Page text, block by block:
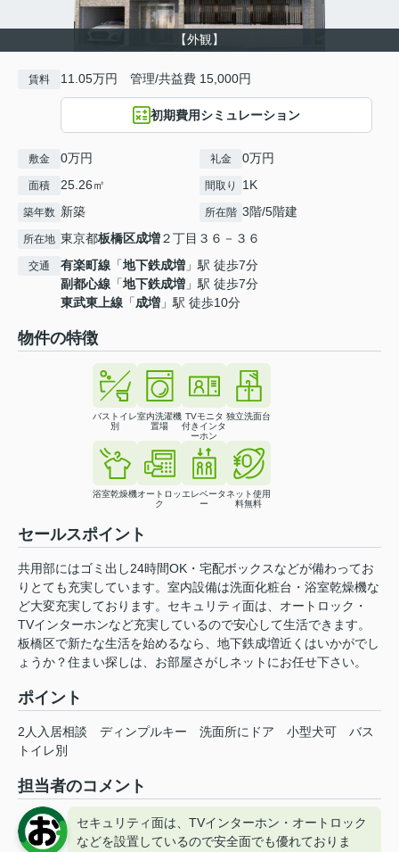
【外観】
賃料 11.05万円 管理/共益費 15,000円
初期費用シミュレーション
敷金 0万円 礼金 0万円
面積 25.26㎡ 間取り 1K
築年数 新築 所在階 3階/5階建
所在地 東京都板橋区成増２丁目３６－３６
交通 有楽町線 「地下鉄成増 」駅 徒歩7分
副都心線 「地下鉄成増 」駅 徒歩7分
東武東上線 「成増 」駅 徒歩10分
物件の特徴
バストイレ
別
室内洗濯機
置場
TVモニタ
付きインタ
ーホン
独立洗面台
浴室乾燥機オートロッ
ク
エレベータ
ー
ネット使用
料無料
セールスポイント
共用部にはゴミ出し24時間OK・宅配ボックスなどが備わってお
りとても充実しています。室内設備は洗面化粧台・浴室乾燥機な
ど大変充実しております。セキュリティ面は、オートロック・
TVインターホンなど充実しているので安心して生活できます。
板橋区で新たな生活を始めるなら、地下鉄成増近くはいかがでし
ょうか？住まい探しは、お部屋さがしネットにお任せ下さい。
ポイント
2人入居相談 ディンプルキー 洗面所にドア 小型犬可
バス
トイレ別
担当者のコメント
セキュリティ面は、TVインターホン・オートロック
などを設置しているので安全面でも優れておりま